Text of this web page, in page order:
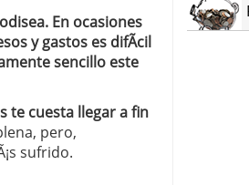
empresas
Antes de
En ocasiones
y gastos es difÃ­cil
sencillo este
te cuesta llegar a fin
pero,
sufrido.